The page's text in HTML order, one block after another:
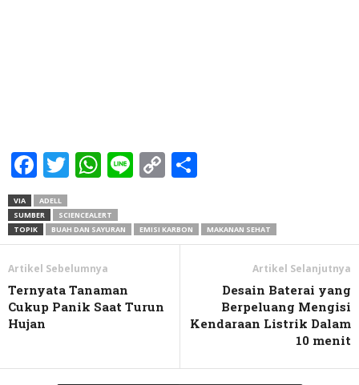
Facebook
Twitter
WhatsApp
LineCopy
VIA
ADELL
SUMBER
SCIENCEALERT
TOPIK
BUAH DAN SAYURAN EMISI KARBON MAKANAN SEHAT
Artikel Sebelumnya
Ternyata Tanaman
Cukup Panik Saat Turun
Hujan
Artikel Selanjutnya
Desain Baterai yang
Berpeluang Mengisi
Kendaraan Listrik Dalam
10 menit